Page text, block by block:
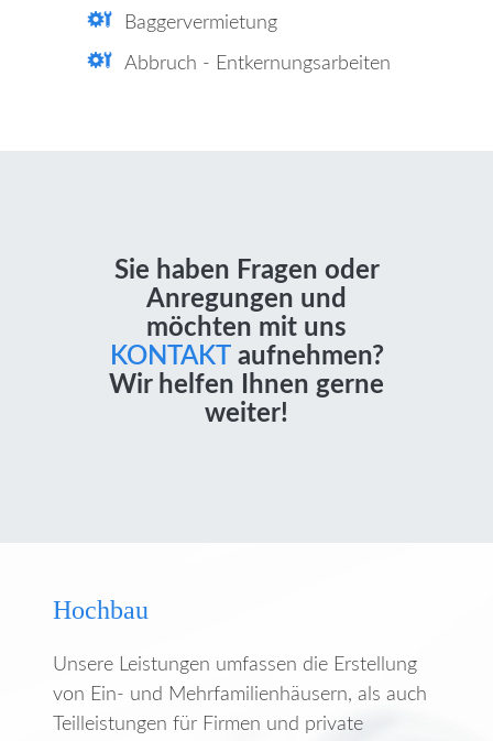
Baggervermietung
Abbruch - Entkernungsarbeiten
Sie haben Fragen oder
Anregungen und
möchten mit uns
KONTAKT
aufnehmen?
Wir helfen Ihnen gerne
weiter!
Hochbau
Unsere Leistungen umfassen die Erstellung
von Ein- und Mehrfamilienhäusern, als auch
Teilleistungen für Firmen und private